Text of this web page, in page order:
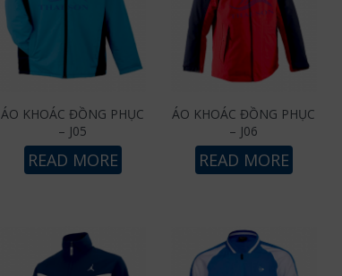
ÁO KHOÁC ĐỒNG PHỤC
– J05
READ MORE
ÁO KHOÁC ĐỒNG PHỤC
– J06
READ MORE